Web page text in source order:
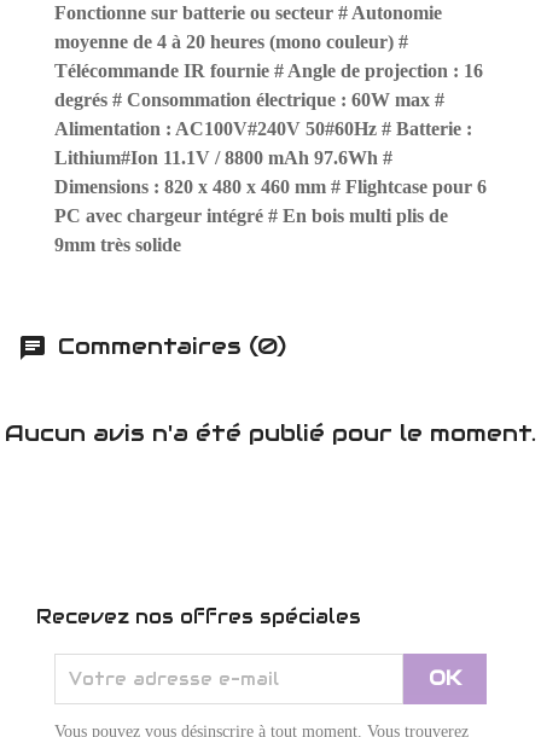
Fonctionne sur batterie ou secteur # Autonomie
moyenne de 4 à 20 heures (mono couleur) #
Télécommande IR fournie # Angle de projection : 16
degrés # Consommation électrique : 60W max #
Alimentation : AC100V#240V 50#60Hz # Batterie :
Lithium#Ion 11.1V / 8800 mAh 97.6Wh #
Dimensions : 820 x 480 x 460 mm # Flightcase pour 6
PC avec chargeur intégré # En bois multi plis de
9mm très solide
Commentaires (0)
Aucun avis n'a été publié pour le moment.
Recevez nos offres spéciales
Vous pouvez vous désinscrire à tout moment. Vous trouverez